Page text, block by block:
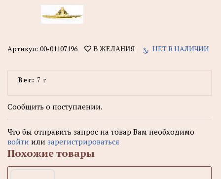
Артикул: 00-01107196 В ЖЕЛАНИЯ НЕТ В НАЛИЧИИ
Вес: 7 г
Сообщить о поступлении.
Что бы отправить запрос на товар Вам необходимо
войти или зарегистрироваться
Похожие товары